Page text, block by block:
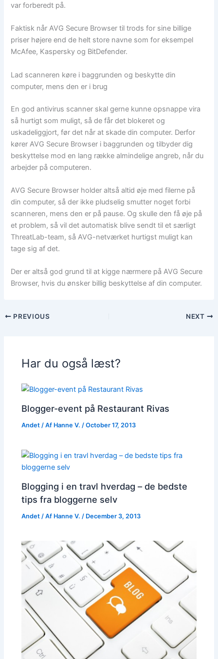
var forberedt på.
Faktisk når AVG Secure Browser til trods for sine billige
priser højere end de helt store navne som for eksempel
McAfee, Kaspersky og BitDefender.
Lad scanneren køre i baggrunden og beskytte din
computer, mens den er i brug
En god antivirus scanner skal gerne kunne opsnappe vira
så hurtigt som muligt, så de får det blokeret og
uskadeliggjort, før det når at skade din computer. Derfor
kører AVG Secure Browser i baggrunden og tilbyder dig
beskyttelse mod en lang række almindelige angreb, når du
arbejder på computeren.
AVG Secure Browser holder altså altid øje med filerne på
din computer, så der ikke pludselig smutter noget forbi
scanneren, mens den er på pause. Og skulle den få øje på
et problem, så vil det automatisk blive sendt til et særligt
ThreatLab-team, så AVG-netværket hurtigst muligt kan
tage sig af det.
Der er altså god grund til at kigge nærmere på AVG Secure
Browser, hvis du ønsker billig beskyttelse af din computer.
PREVIOUS NEXT
Har du også læst?
Blogger-event på Restaurant Rivas
Andet / Af Hanne V./October 17, 2013
Blogging i en travl hverdag – de bedste
tips fra bloggerne selv
Andet / Af Hanne V./ December 3, 2013